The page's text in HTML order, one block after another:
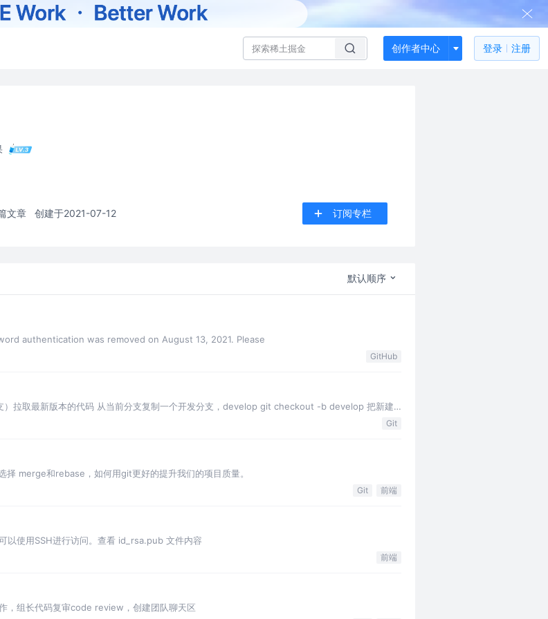
创作者中心 登录 注册
文章 创建于2021-07-12 订阅专栏
默认顺序
authentication was removed on August 13, 2021. Please
GitHub
）拉取最新版本的代码 从当前分支复制一个开发分支，develop git checkout -b develop 把新建
Git
merge和rebase，如何用git更好的提升我们的项目质量。
Git 前端
以使用SSH进行访问。查看 id_rsa.pub 文件内容
前端
组长代码复审code review，创建团队聊天区